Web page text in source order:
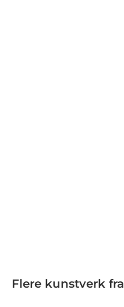
Flere kunstverk fra